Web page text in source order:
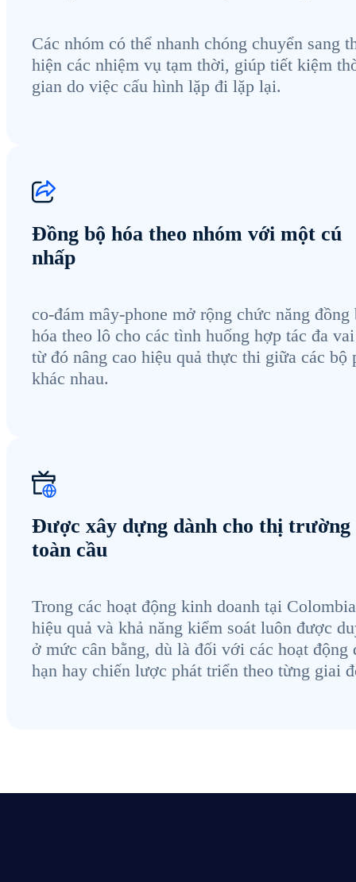
Các nhóm có thể nhanh chóng chuyển sang
hiện các nhiệm vụ tạm thời, giúp tiết kiệm
gian do việc cấu hình lặp đi lặp lại.
Đồng bộ hóa theo nhóm với một cú
nhấp
co-đám mây-phone mở rộng chức năng đồng
hóa theo lô cho các tình huống hợp tác đa
từ đó nâng cao hiệu quả thực thi giữa các bộ
khác nhau.
Được xây dựng dành cho thị trường
toàn cầu
Trong các hoạt động kinh doanh tại
hiệu quả và khả năng kiểm soát luôn được
ở mức cân bằng, dù là đối với các hoạt động
hạn hay chiến lược phát triển theo từng giai